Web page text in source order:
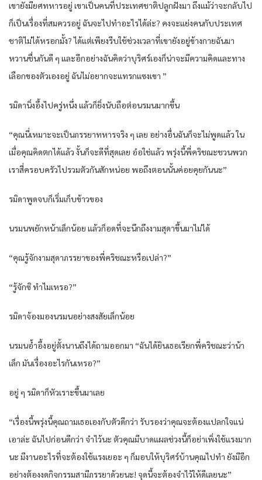
เขายังมียศทหารอยู่ เขาเป็นคนที่ประเทศชาติปลูกฝังมา ถึงแม้ว่าจะกลับไป
ก็เป็นเรื่องที่สมควรอยู่ ฉันจะไปทำอะไรได้ล่ะ? คงจะแย่งคนกับประเทศ
ชาติไม่ได้หรอกมั้ง? ได้แต่เพียงรีบใช้ช่วงเวลาที่เขายังอยู่ข้างกายฉันมา
หวานชื่นกันดี ๆ และอีกอย่างฉันคิดว่าบุริศร์เองก็น่าจะมีความคิดและทาง
เลือกของตัวเองอยู่ ฉันไม่อยากจะแทรกแซงเขา ”
รมิดานิ่งอึ้งไปครู่หนึ่ง แล้วก็ยิ่งนับถือต่อนรมนมากขึ้น
“คุณนี่เหมาะจะเป็นภรรยาทหารจริง ๆ เลย อย่างอื่นฉันก็จะไม่พูดแล้ว ใน
เมื่อคุณคิดตกได้แล้ว งั้นก็จะดีที่สุดเลย อ๋อใช่แล้ว พรุ่งนี้พี่คริชณะชวนพวก
เราสี่ครอบครัวไปรวมตัวกันสักหน่อย พอถึงตอนนั้นค่อยคุยกันนะ”
รมิดาพูดจบก็เริ่มเก็บข้าวของ
นรมนพยักหน้าเล็กน้อย แล้วก็อดที่จะนึกถึงงามสุดาขึ้นมาไม่ได้
“คุณรู้จักงามสุดาภรรยาของพี่คริชณะหรือเปล่า?”
“รู้จักซิ ทำไมเหรอ?”
รมิดาจ้องมองนรมนอย่างสงสัยเล็กน้อย
นรมนอ้ำอึ้งอยู่ตั้งนานถึงได้ถามออกมา “ฉันได้ยินเธอเรียกพี่คริชณะว่าน้า
เล็ก มันเรื่องอะไรกันเหรอ?”
อยู่ ๆ รมิดาก็หัวเราะขึ้นมาเลย
“เรื่องนี้พรุ่งนี้คุณถามเธอเองกับตัวดีกว่า รับรองว่าคุณจะต้องแปลกใจแน่
เอาล่ะ ฉันไปก่อนดีกว่า จำไว้นะ ตัวคุณมีบาดแผลช่วงนี้ก็อย่าเพิ่งใช้แรงมาก
นะ มีงานอะไรที่จะต้องใช้แรงเยอะ ๆ ก็มอบให้บุริศร์บ้านคุณไปทำ ยังมีอีก
อย่างต้องงดกิจกรรมสามีภรรยาด้วยนะ! จุดนี้จะต้องจำไว้ให้ดีเลยนะ”